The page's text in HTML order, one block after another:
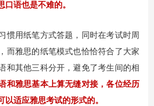
语也是不难的。
惯用纸笔方式答题，同时在考试时周
而雅思的纸笔模式也恰恰符合了大家
和其他三科分开，避免了考生间的相
和雅思基本上算无缝对接，各位经历
适应雅思考试的形式的。